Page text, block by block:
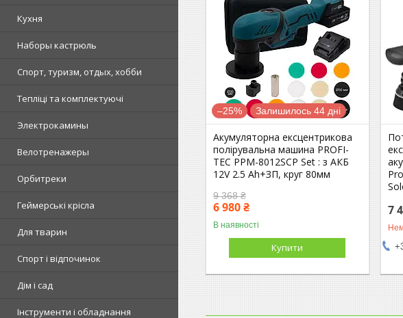
Кухня
Наборы кастрюль
Спорт, туризм, отдых, хобби
Тепліці та комплектуючі
Электрокамины
Велотренажеры
Орбитреки
Геймерські крісла
Для тварин
Спорт і відпочинок
Дім і сад
Інструменти і обладнання
–25% Залишилось 44 дні
Акумуляторна ексцентрикова
полірувальна машина PROFI-
TEC PPM-8012SCP Set : з АКБ
12V 2.5 Ah+ЗП, круг 80мм
9 368 ₴
6 980 ₴
В наявності
Купити
7